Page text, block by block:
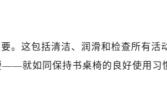
。这包括清洁、润滑和检查所有活
——就如同保持书桌椅的良好使用习